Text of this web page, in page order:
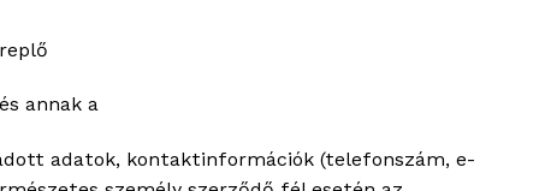
annak a
adatok, kontaktinformációk (telefonszám, e-